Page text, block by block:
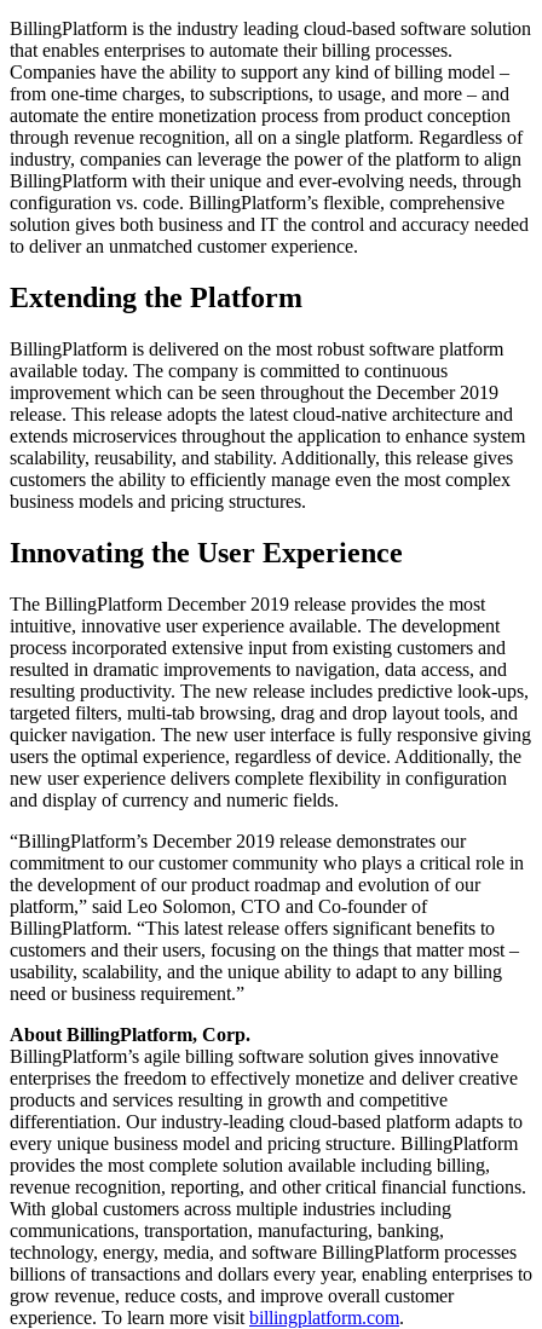
BillingPlatform is the industry leading cloud-based software solution
that enables enterprises to automate their billing processes.
Companies have the ability to support any kind of billing model –
from one-time charges, to subscriptions, to usage, and more – and
automate the entire monetization process from product conception
through revenue recognition, all on a single platform. Regardless of
industry, companies can leverage the power of the platform to align
BillingPlatform with their unique and ever-evolving needs, through
configuration vs. code. BillingPlatform’s flexible, comprehensive
solution gives both business and IT the control and accuracy needed
to deliver an unmatched customer experience.
Extending the Platform
BillingPlatform is delivered on the most robust software platform
available today. The company is committed to continuous
improvement which can be seen throughout the December 2019
release. This release adopts the latest cloud-native architecture and
extends microservices throughout the application to enhance system
scalability, reusability, and stability. Additionally, this release gives
customers the ability to efficiently manage even the most complex
business models and pricing structures.
Innovating the User Experience
The BillingPlatform December 2019 release provides the most
intuitive, innovative user experience available. The development
process incorporated extensive input from existing customers and
resulted in dramatic improvements to navigation, data access, and
resulting productivity. The new release includes predictive look-ups,
targeted filters, multi-tab browsing, drag and drop layout tools, and
quicker navigation. The new user interface is fully responsive giving
users the optimal experience, regardless of device. Additionally, the
new user experience delivers complete flexibility in configuration
and display of currency and numeric fields.
“BillingPlatform’s December 2019 release demonstrates our
commitment to our customer community who plays a critical role in
the development of our product roadmap and evolution of our
platform,” said Leo Solomon, CTO and Co-founder of
BillingPlatform. “This latest release offers significant benefits to
customers and their users, focusing on the things that matter most –
usability, scalability, and the unique ability to adapt to any billing
need or business requirement.”
About BillingPlatform, Corp.
BillingPlatform’s agile billing software solution gives innovative
enterprises the freedom to effectively monetize and deliver creative
products and services resulting in growth and competitive
differentiation. Our industry-leading cloud-based platform adapts to
every unique business model and pricing structure. BillingPlatform
provides the most complete solution available including billing,
revenue recognition, reporting, and other critical financial functions.
With global customers across multiple industries including
communications, transportation, manufacturing, banking,
technology, energy, media, and software BillingPlatform processes
billions of transactions and dollars every year, enabling enterprises to
grow revenue, reduce costs, and improve overall customer
experience. To learn more visit billingplatform.com.